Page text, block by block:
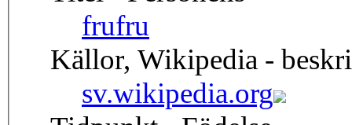
frufru
Källor, Wikipedia -
sv.wikipedia.org